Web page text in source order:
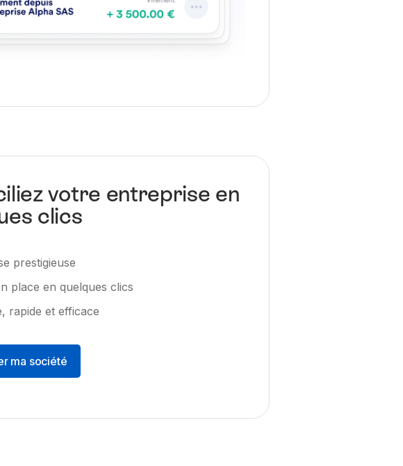
votre entreprise en
clics
prestigieuse
place en quelques clics
rapide et efficace
ma société